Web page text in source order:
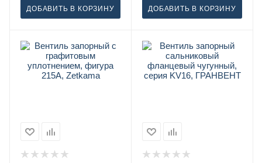
ДОБАВИТЬ В КОРЗИНУ ДОБАВИТЬ В КОРЗИНУ